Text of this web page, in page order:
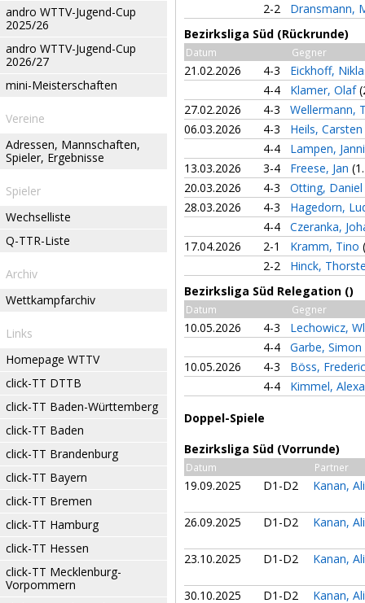
andro WTTV-Jugend-Cup
2025/26
andro WTTV-Jugend-Cup
2026/27
mini-Meisterschaften
Vereine
Adressen, Mannschaften,
Spieler, Ergebnisse
Spieler
Wechselliste
Q-TTR-Liste
Archiv
Wettkampfarchiv
Links
Homepage WTTV
click-TT DTTB
click-TT Baden-Württemberg
click-TT Baden
click-TT Brandenburg
click-TT Bayern
click-TT Bremen
click-TT Hamburg
click-TT Hessen
click-TT Mecklenburg-
Vorpommern
2-2
Dransmann,
Bezirksliga Süd (Rückrunde)
Datum Gegner
21.02.2026 4-3
Eickhoff,
4-4
Klamer, Olaf
27.02.2026
4-3
Wellermann,
06.03.2026
4-3
Heils, Carsten
4-4
Lampen,
13.03.2026
3-4 Freese, Jan
20.03.2026
4-3
Otting, Daniel
28.03.2026
4-3
Hagedorn,
4-4
Czeranka,
17.04.2026
2-1 Kramm, Tino
2-2
Hinck,
Bezirksliga Süd Relegation ()
Datum Gegner
10.05.2026 4-3
Lechowicz,
4-4
Garbe, Simon
10.05.2026
4-3
Böss,
4-4
Kimmel,
Doppel-Spiele
Bezirksliga Süd (Vorrunde)
Datum Partner
19.09.2025 D1-D2 Kanan,
26.09.2025 D1-D2 Kanan,
23.10.2025 D1-D2 Kanan,
30.10.2025 D1-D2 Kanan,